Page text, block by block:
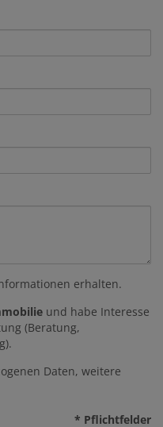
erhalten.
und habe Interesse
(Beratung,
Daten, weitere
* Pflichtfelder